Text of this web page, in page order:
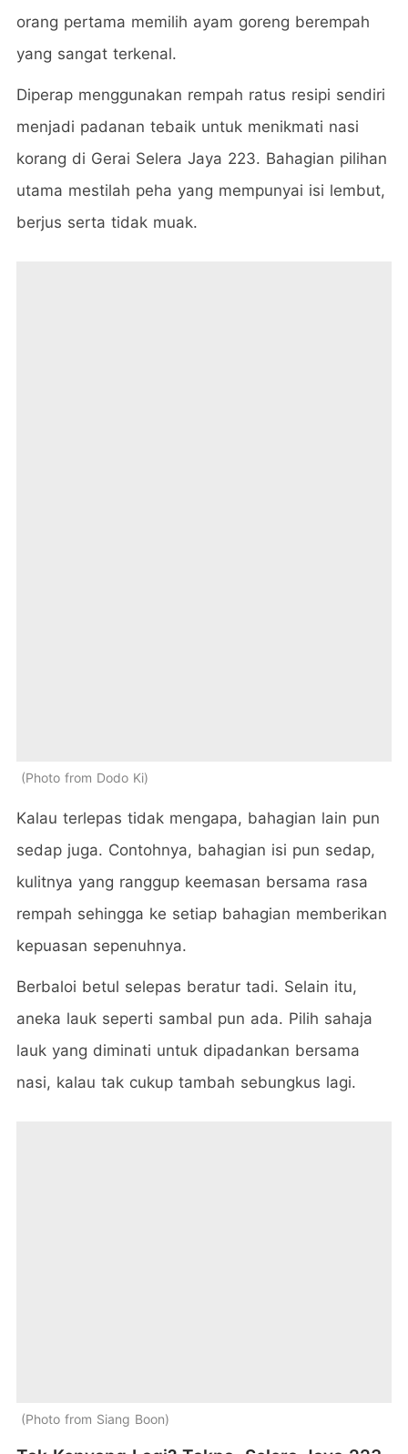
orang pertama memilih ayam goreng berempah
yang sangat terkenal.
Diperap menggunakan rempah ratus resipi sendiri
menjadi padanan tebaik untuk menikmati nasi
korang di Gerai Selera Jaya 223. Bahagian pilihan
utama mestilah peha yang mempunyai isi lembut,
berjus serta tidak muak.
Photo from Dodo Ki
Kalau terlepas tidak mengapa, bahagian lain pun
sedap juga. Contohnya, bahagian isi pun sedap,
kulitnya yang ranggup keemasan bersama rasa
rempah sehingga ke setiap bahagian memberikan
kepuasan sepenuhnya.
Berbaloi betul selepas beratur tadi. Selain itu,
aneka lauk seperti sambal pun ada. Pilih sahaja
lauk yang diminati untuk dipadankan bersama
nasi, kalau tak cukup tambah sebungkus lagi.
Photo from Siang Boon